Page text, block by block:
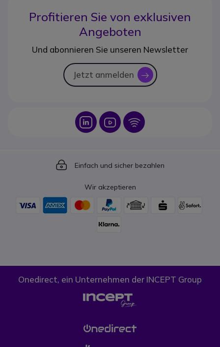
Profitieren Sie von exklusiven
Angeboten
Und abonnieren Sie unseren Newsletter
Jetzt anmelden icon
Icon Icon Icon
Icon
Einfach und sicher bezahlen
Wir akzeptieren
Onedirect, ein Unternehmen der INCEPT Group